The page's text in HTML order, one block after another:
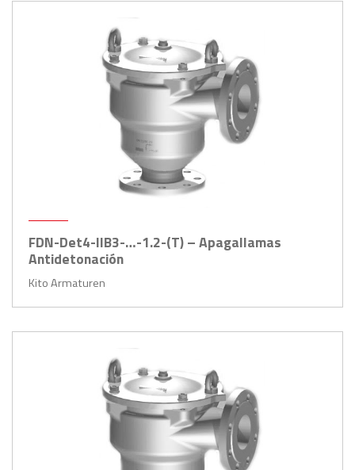
FDN-Det4-IIB3-…-1.2-(T) – Apagallamas
Antidetonación
Kito Armaturen